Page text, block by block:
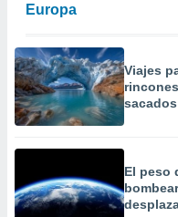
Europa
Viajes
El peso